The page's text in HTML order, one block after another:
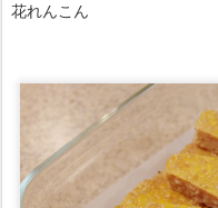
花れんこん